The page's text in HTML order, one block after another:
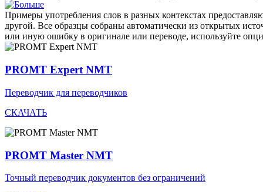
Примеры употребления слов в разных контекстах
другой. Все образцы собраны автоматически из открытых
или иную ошибку в оригинале или переводе, используйте
PROMT Expert NMT
Переводчик для переводчиков
СКАЧАТЬ
PROMT Master NMT
Точный переводчик документов без ограничений